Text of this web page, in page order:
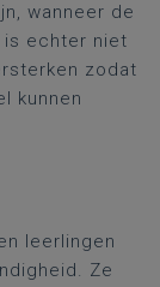
wanneer de
is echter niet
zodat
kunnen
leerlingen
Ze